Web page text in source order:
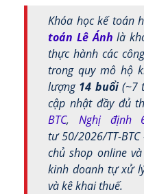
Khóa học kế toán
toán Lê Ánh là
thực hành các
trong quy mô hộ
lượng 14 buổi(~7
cập nhật đầy đủ
BTC, Nghị định
tư 50/2026/TT-
chủ shop online
kinh doanh tự xử
và kê khai thuế.